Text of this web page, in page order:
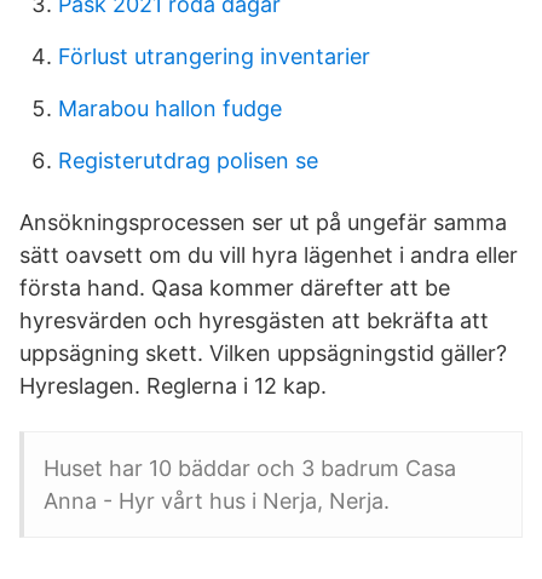
Förlust utrangering inventarier
Marabou hallon fudge
Registerutdrag polisen se
Ansökningsprocessen ser ut på ungefär samma
sätt oavsett om du vill hyra lägenhet i andra eller
första hand. Qasa kommer därefter att be
hyresvärden och hyresgästen att bekräfta att
uppsägning skett. Vilken uppsägningstid gäller?
Hyreslagen. Reglerna i 12 kap.
Huset har 10 bäddar och 3 badrum Casa
Anna - Hyr vårt hus i Nerja, Nerja.